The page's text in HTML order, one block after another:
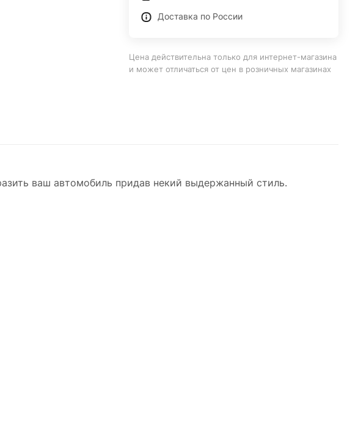
Доставка по России
Цена действительна только для интернет-магазина
и может отличаться от цен в розничных магазинах
ваш автомобиль придав некий выдержанный стиль.